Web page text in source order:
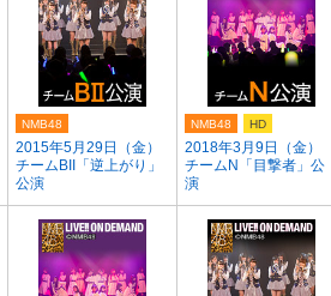
2015年5月29日（金）
チームBII「逆上がり」
公演
NMB48
2018年3月9日（金）
チームN「目撃者」公
演
NMB48 HD